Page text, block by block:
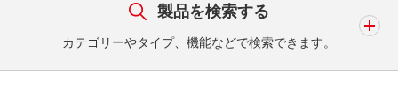
検
索
を
開
製品を検索する
カテゴリーやタイプ、機能などで検索できます。